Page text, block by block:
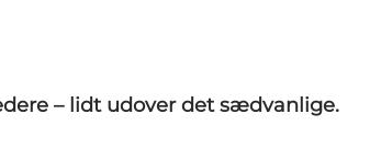
– lidt udover det sædvanlige.